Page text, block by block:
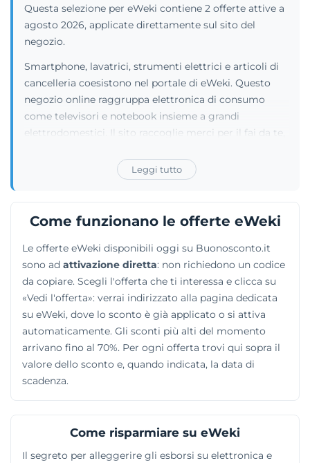
Questa selezione per eWeki contiene 2 offerte attive a
agosto 2026, applicate direttamente sul sito del
negozio.
Smartphone, lavatrici, strumenti elettrici e articoli di
cancelleria coesistono nel portale di eWeki. Questo
negozio online raggruppa elettronica di consumo
come televisori e notebook insieme a grandi
elettrodomestici. Il sito raccoglie merci per il fai da te,
videosorveglianza per la casa. Il reparto dedicato alla
persona elenca dispositivi per il benessere e l'igiene
piattaforma multilingua, disponibile anche in italiano,
un'unica interfaccia.
Leggi tutto
Come funzionano le offerte eWeki
Le offerte eWeki disponibili oggi su Buonosconto.it
sono ad attivazione diretta: non richiedono un codice
da copiare. Scegli l'offerta che ti interessa e clicca su
«Vedi l'offerta»: verrai indirizzato alla pagina dedicata
su eWeki, dove lo sconto è già applicato o si attiva
automaticamente. Gli sconti più alti del momento
arrivano fino al 70%. Per ogni offerta trovi qui sopra il
valore dello sconto e, quando indicata, la data di
scadenza.
Come risparmiare su eWeki
Il segreto per alleggerire gli esborsi su elettronica e